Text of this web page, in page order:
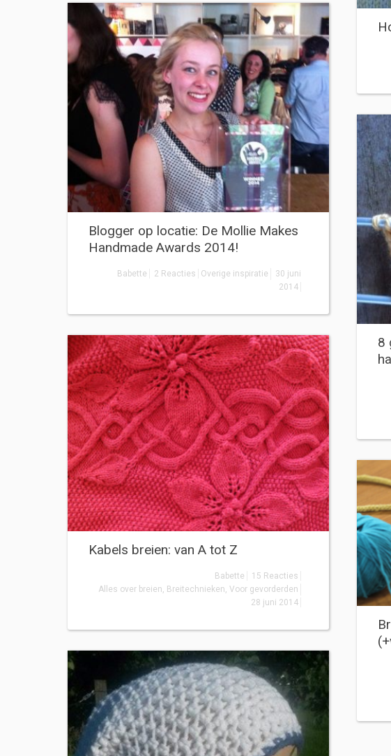
Blogger op locatie: De Mollie Makes
Handmade Awards 2014!
Babette 2 Reacties Overige inspiratie
30 juni
2014
8
Kabels breien: van A tot Z
Babette
15 Reacties
Alles over breien, Breitechnieken, Voor gevorderden
28 juni 2014